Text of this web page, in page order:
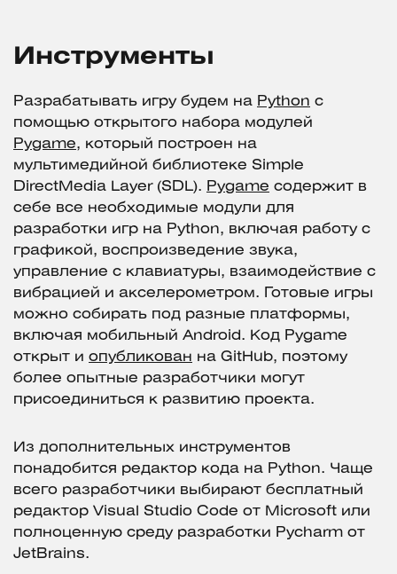
Инструменты
Разрабатывать игру будем на Python с
помощью открытого набора модулей
Pygame, который построен на
мультимедийной библиотеке Simple
DirectMedia Layer (SDL). Pygame содержит в
себе все необходимые модули для
разработки игр на Python, включая работу с
графикой, воспроизведение звука,
управление с клавиатуры, взаимодействие с
вибрацией и акселерометром. Готовые игры
можно собирать под разные платформы,
включая мобильный Android. Код Pygame
открыт и опубликован на GitHub, поэтому
более опытные разработчики могут
присоединиться к развитию проекта.
Из дополнительных инструментов
понадобится редактор кода на Python. Чаще
всего разработчики выбирают бесплатный
редактор Visual Studio Code от Microsoft или
полноценную среду разработки Pycharm от
JetBrains.